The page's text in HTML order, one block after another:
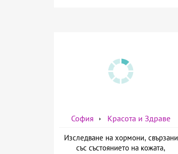
София Красота и Здраве
Изследване на хормони, свързани
със състоянието на кожата,